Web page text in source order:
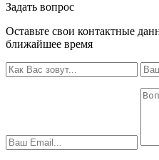
Задать вопрос
Оставьте свои контактные
ближайшее время